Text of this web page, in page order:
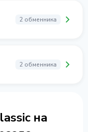
2 обменника
2 обменника
на